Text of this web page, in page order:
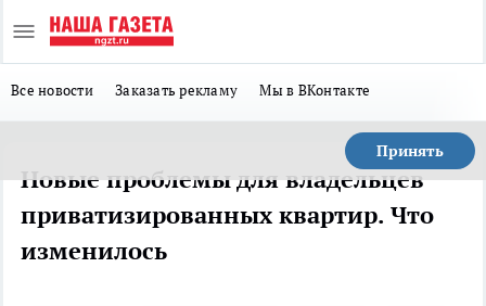
Все новости Заказать рекламу Мы в ВКонтакте
Принять
Новые проблемы для владельцев
приватизированных квартир. Что
изменилось